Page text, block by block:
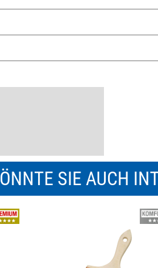
SIE AUCH